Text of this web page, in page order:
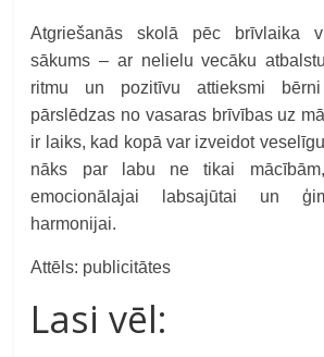
Atgriešanās skolā pēc brīvlaika
sākums – ar nelielu vecāku
ritmu un pozitīvu attieksmi
pārslēdzas no vasaras brīvības uz
ir laiks, kad kopā var izveidot
nāks par labu ne tikai
emocionālajai labsajūtai un
harmonijai.
Attēls: publicitātes
Lasi vēl: